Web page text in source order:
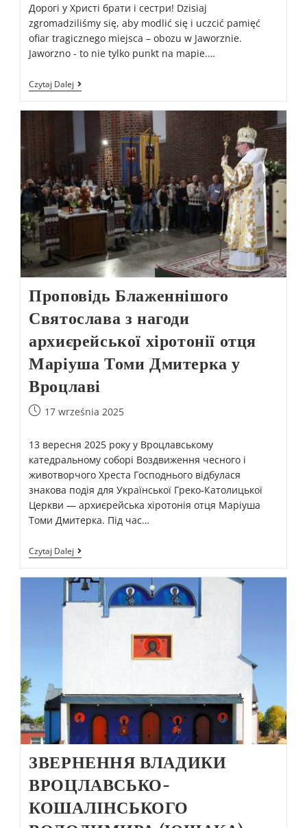
Дорогі у Христі брати і сестри! Dzisiaj
zgromadziliśmy się, aby modlić się i uczcić pamięć
ofiar tragicznego miejsca – obozu w Jaworznie.
Jaworzno - to nie tylko punkt na mapie.…
Czytaj Dalej
Проповідь Блаженнішого
Святослава з нагоди
архиєрейської хіротонії отця
Маріуша Томи Дмитерка у
Вроцлаві
17 września 2025
13 вересня 2025 року у Вроцлавському
катедральному соборі Воздвиження чесного і
животворчого Хреста Господнього відбулася
знакова подія для Української Греко-Католицької
Церкви — архиєрейська хіротонія отця Маріуша
Томи Дмитерка. Під час…
Czytaj Dalej
ЗВЕРНЕННЯ ВЛАДИКИ
ВРОЦЛАВСЬКО-
КОШАЛІНСЬКОГО